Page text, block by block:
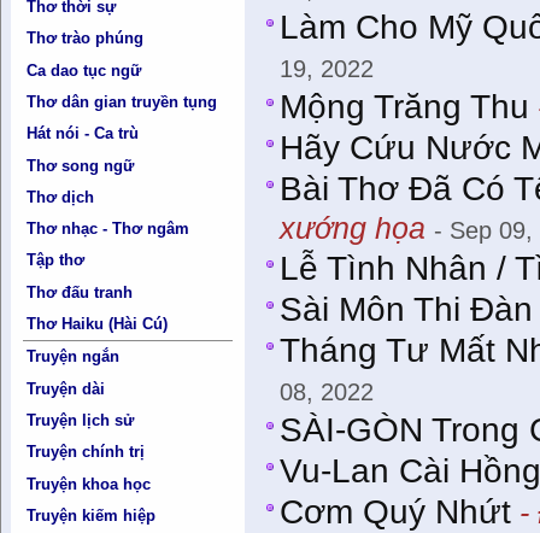
Thơ thời sự
Thơ trào phúng
Ca dao tục ngữ
Thơ dân gian truyền tụng
Hát nói - Ca trù
Thơ song ngữ
Thơ dịch
Thơ nhạc - Thơ ngâm
Tập thơ
Thơ đấu tranh
Thơ Haiku (Hài Cú)
Truyện ngắn
Truyện dài
Truyện lịch sử
Truyện chính trị
Truyện khoa học
Truyện kiếm hiệp
Làm Cho Mỹ
19, 2022
Mộng Trăng Thu
Hãy Cứu Nước
Bài Thơ Đã Có
xướng họa - Sep 09,
Lễ Tình Nhân /
Sài Môn Thi
Tháng Tư Mất
08, 2022
SÀI-GÒN Trong
Vu-Lan Cài
Cơm Quý Nhứt -